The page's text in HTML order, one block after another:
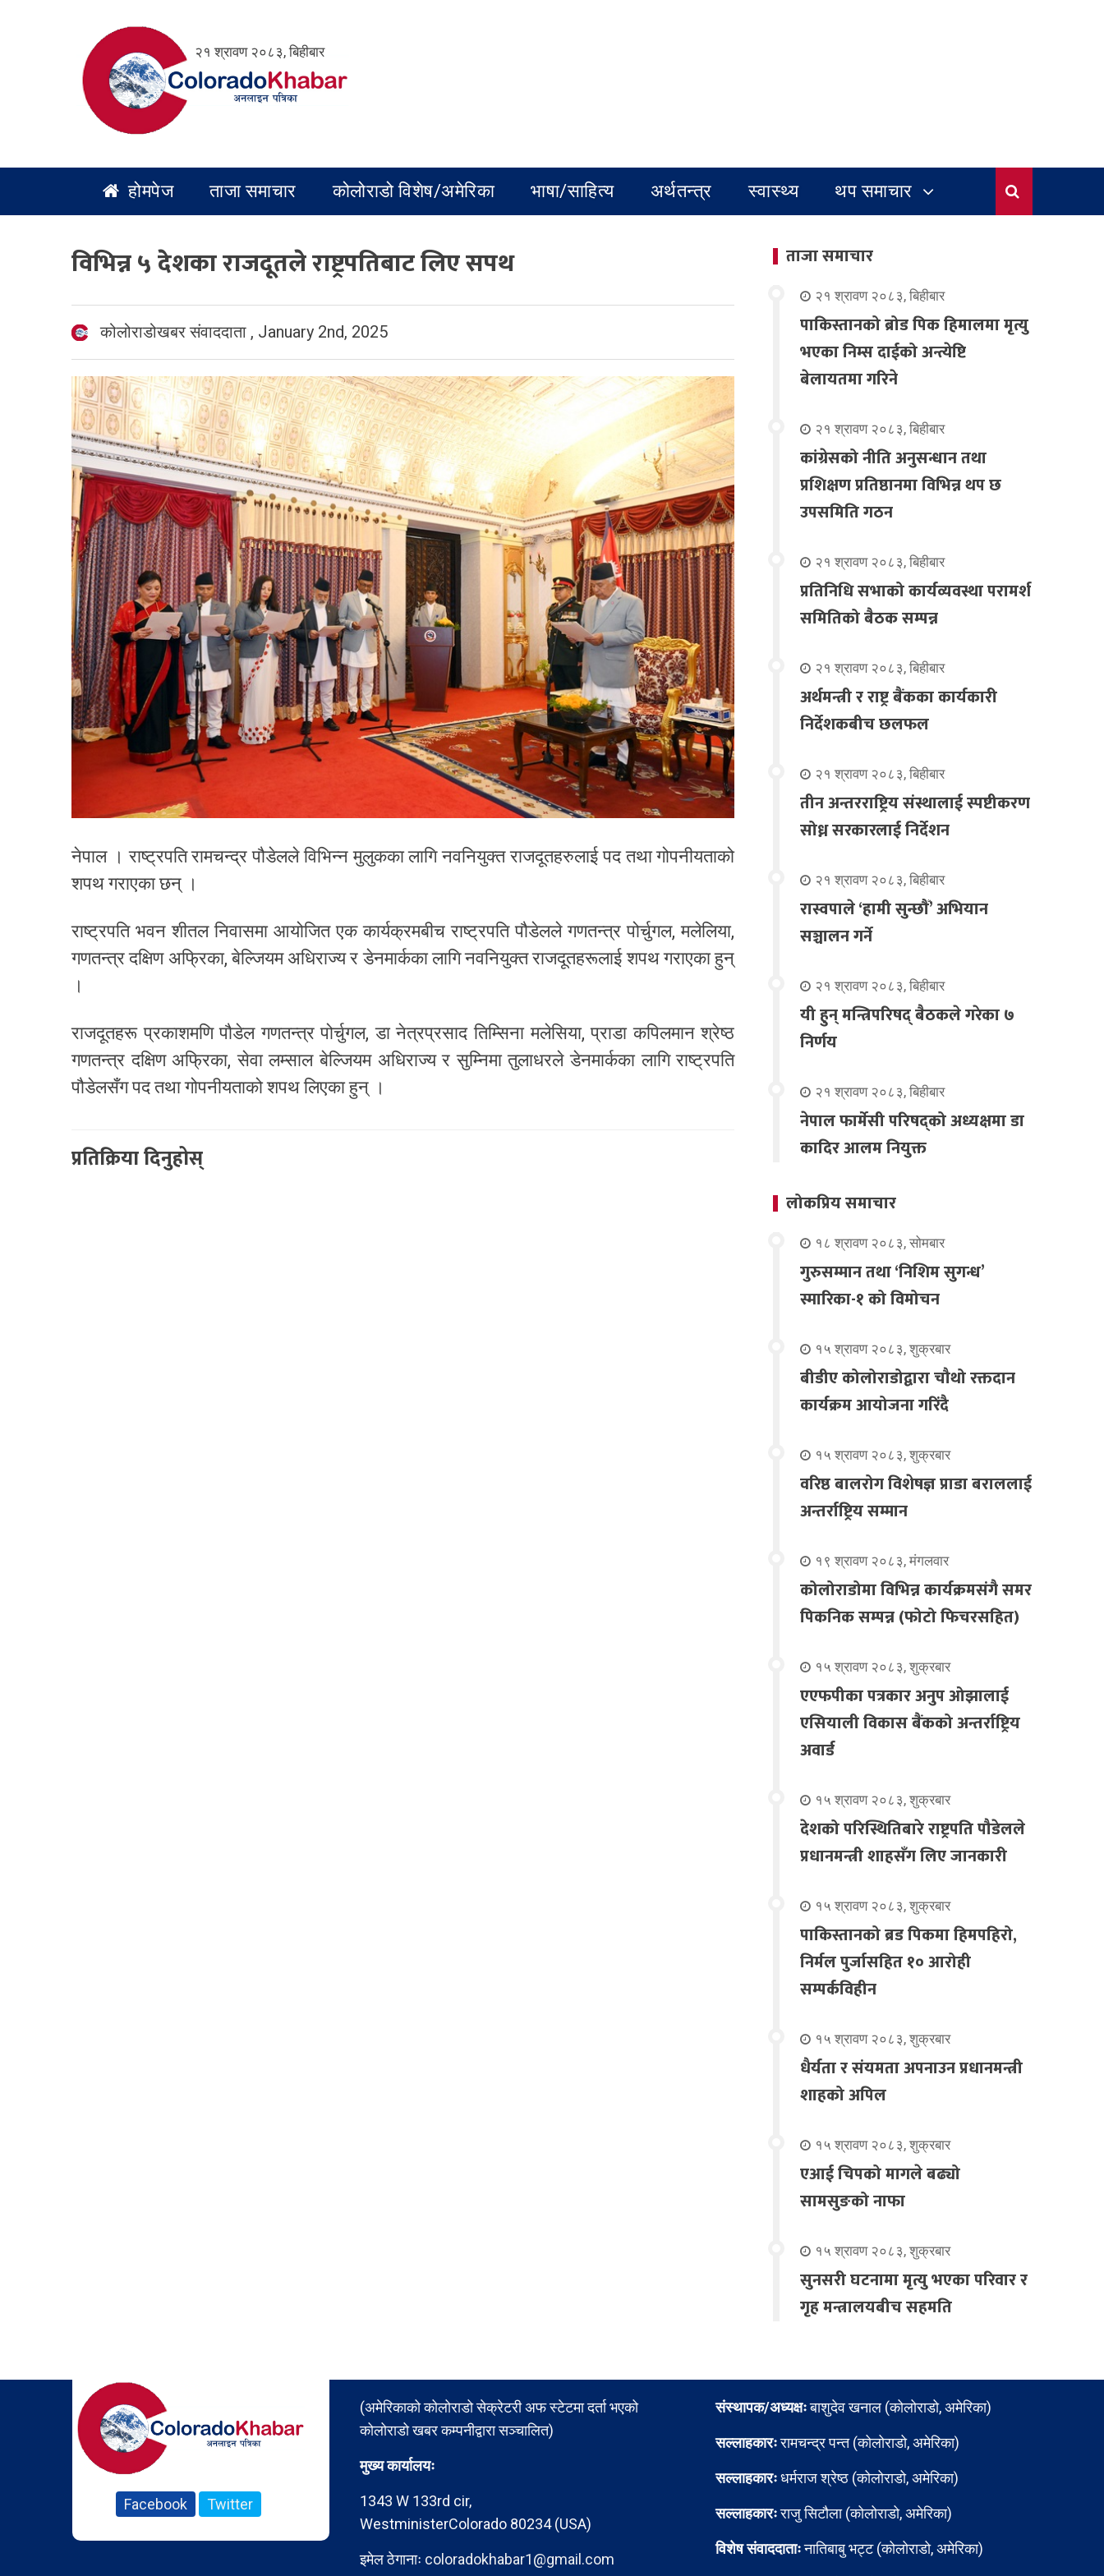
२१ श्रावण २०८३, बिहीबार
होमपेज ताजा समाचार कोलोराडो विशेष/अमेरिका भाषा/साहित्य अर्थतन्त्र स्वास्थ्य थप समाचार
विभिन्न ५ देशका राजदूतले राष्ट्रपतिबाट लिए सपथ
कोलोराडोखबर संवाददाता , January 2nd, 2025
नेपाल । राष्ट्रपति रामचन्द्र पौडेलले विभिन्न मुलुकका लागि नवनियुक्त राजदूतहरुलाई पद तथा गोपनीयताको
शपथ गराएका छन् ।
राष्ट्रपति भवन शीतल निवासमा आयोजित एक कार्यक्रमबीच राष्ट्रपति पौडेलले गणतन्त्र पोर्चुगल, मलेलिया,
गणतन्त्र दक्षिण अफ्रिका, बेल्जियम अधिराज्य र डेनमार्कका लागि नवनियुक्त राजदूतहरूलाई शपथ गराएका हुन्
।
राजदूतहरू प्रकाशमणि पौडेल गणतन्त्र पोर्चुगल, डा नेत्रप्रसाद तिम्सिना मलेसिया, प्राडा कपिलमान श्रेष्ठ
गणतन्त्र दक्षिण अफ्रिका, सेवा लम्साल बेल्जियम अधिराज्य र सुम्निमा तुलाधरले डेनमार्कका लागि राष्ट्रपति
पौडेलसँग पद तथा गोपनीयताको शपथ लिएका हुन् ।
प्रतिक्रिया दिनुहोस्
ताजा समाचार
२१ श्रावण २०८३, बिहीबार
पाकिस्तानको ब्रोड पिक हिमालमा मृत्यु
भएका निम्स दाईको अन्त्येष्टि
बेलायतमा गरिने
२१ श्रावण २०८३, बिहीबार
कांग्रेसको नीति अनुसन्धान तथा
प्रशिक्षण प्रतिष्ठानमा विभिन्न थप छ
उपसमिति गठन
२१ श्रावण २०८३, बिहीबार
प्रतिनिधि सभाको कार्यव्यवस्था परामर्श
समितिको बैठक सम्पन्न
२१ श्रावण २०८३, बिहीबार
अर्थमन्त्री र राष्ट्र बैंकका कार्यकारी
निर्देशकबीच छलफल
२१ श्रावण २०८३, बिहीबार
तीन अन्तरराष्ट्रिय संस्थालाई स्पष्टीकरण
सोध्न सरकारलाई निर्देशन
२१ श्रावण २०८३, बिहीबार
रास्वपाले ‘हामी सुन्छौँ’ अभियान
सञ्चालन गर्ने
२१ श्रावण २०८३, बिहीबार
यी हुन् मन्त्रिपरिषद् बैठकले गरेका ७
निर्णय
२१ श्रावण २०८३, बिहीबार
नेपाल फार्मेसी परिषद्को अध्यक्षमा डा
कादिर आलम नियुक्त
लोकप्रिय समाचार
१८ श्रावण २०८३, सोमबार
गुरुसम्मान तथा ‘निशिम सुगन्ध’
स्मारिका-१ को विमोचन
१५ श्रावण २०८३, शुक्रबार
बीडीए कोलोराडोद्वारा चौथो रक्तदान
कार्यक्रम आयोजना गरिंदै
१५ श्रावण २०८३, शुक्रबार
वरिष्ठ बालरोग विशेषज्ञ प्राडा बराललाई
अन्तर्राष्ट्रिय सम्मान
१९ श्रावण २०८३, मंगलवार
कोलोराडोमा विभिन्न कार्यक्रमसंगै समर
पिकनिक सम्पन्न (फोटो फिचरसहित)
१५ श्रावण २०८३, शुक्रबार
एएफपीका पत्रकार अनुप ओझालाई
एसियाली विकास बैंकको अन्तर्राष्ट्रिय
अवार्ड
१५ श्रावण २०८३, शुक्रबार
देशको परिस्थितिबारे राष्ट्रपति पौडेलले
प्रधानमन्त्री शाहसँग लिए जानकारी
१५ श्रावण २०८३, शुक्रबार
पाकिस्तानको ब्रड पिकमा हिमपहिरो,
निर्मल पुर्जासहित १० आरोही
सम्पर्कविहीन
१५ श्रावण २०८३, शुक्रबार
धैर्यता र संयमता अपनाउन प्रधानमन्त्री
शाहको अपिल
१५ श्रावण २०८३, शुक्रबार
एआई चिपको मागले बढ्यो
सामसुङको नाफा
१५ श्रावण २०८३, शुक्रबार
सुनसरी घटनामा मृत्यु भएका परिवार र
गृह मन्त्रालयबीच सहमति
Facebook Twitter
(अमेरिकाको कोलोराडो सेक्रेटरी अफ स्टेटमा दर्ता भएको
कोलोराडो खबर कम्पनीद्वारा सञ्चालित)
मुख्य कार्यालयः
1343 W 133rd cir,
WestministerColorado 80234 (USA)
इमेल ठेगानाः coloradokhabar1@gmail.com
संस्थापक/अध्यक्षःबाशुदेव खनाल (कोलोराडो, अमेरिका)
सल्लाहकारःरामचन्द्र पन्त (कोलोराडो, अमेरिका)
सल्लाहकारःधर्मराज श्रेष्ठ (कोलोराडो, अमेरिका)
सल्लाहकारःराजु सिटौला (कोलोराडो, अमेरिका)
विशेष संवाददाताःनातिबाबु भट्ट (कोलोराडो, अमेरिका)